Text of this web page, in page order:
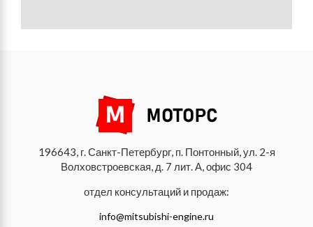
196643, г. Санкт-Петербург, п. Понтонный, ул. 2-я
Волховстроевская, д. 7 лит. А, офис 304
отдел консультаций и продаж:
info@mitsubishi-engine.ru